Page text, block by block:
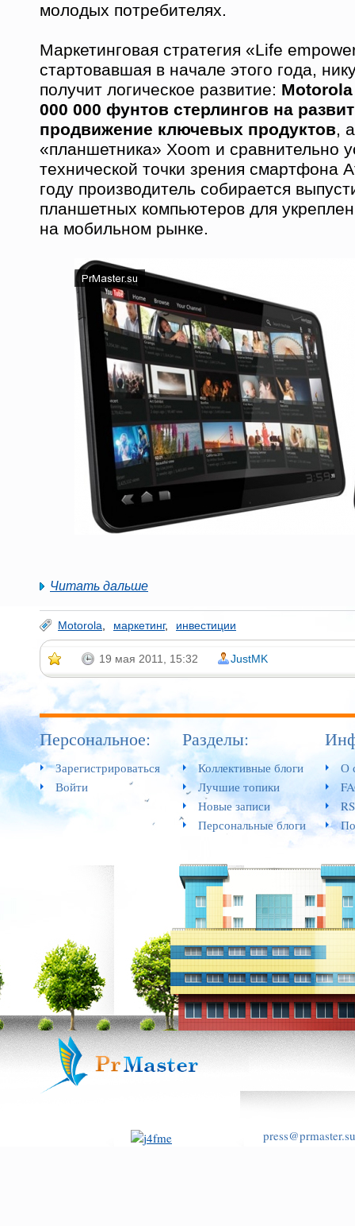
молодых потребителях.
Маркетинговая стратегия «Life
стартовавшая в начале этого года,
получит логическое развитие: Motorola
000 000 фунтов стерлингов на
продвижение ключевых продуктов,
«планшетника» Xoom и сравнительно
технической точки зрения смартфона
году производитель собирается
планшетных компьютеров для
на мобильном рынке.
Читать дальше
Motorola маркетинг, инвестиции
19 мая 2011, 15:32 JustMK
Персональное:
Зарегистрироваться
Войти
Разделы:
Коллективные блоги
Лучшие топики
Новые записи
Персональные блоги
О
press@prmaster.su